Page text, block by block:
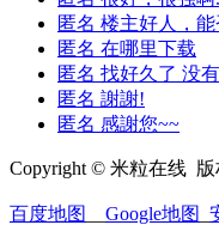
匿名 楼主好人，能
匿名 在哪里下载
匿名 找好久了 没
匿名 謝謝!
匿名 感謝您~~
Copyright © 米粒在线 版
百度地图 Google地图